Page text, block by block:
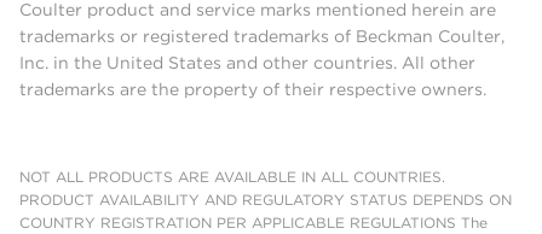
Coulter product and service marks mentioned herein are
trademarks or registered trademarks of Beckman Coulter,
Inc. in the United States and other countries. All other
trademarks are the property of their respective owners.
NOT ALL PRODUCTS ARE AVAILABLE IN ALL COUNTRIES.
PRODUCT AVAILABILITY AND REGULATORY STATUS DEPENDS ON
COUNTRY REGISTRATION PER APPLICABLE REGULATIONS The